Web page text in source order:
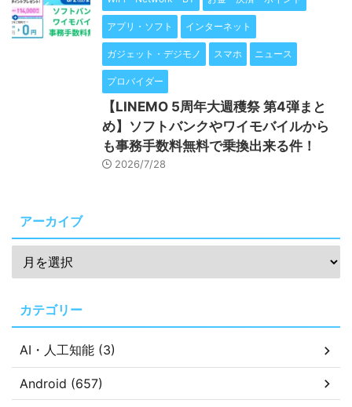
アプリ・ソフト インターネット
ガジェット・デジモノ スマホ ニュース
プロバイダー
【LINEMO 5周年大週穫祭 第4弾まと
め】ソフトバンクやワイモバイルから
も事務手数料無料で乗換出来る件！
2026/7/28
アーカイブ
カテゴリー
AI・人工知能 (3)
Android (657)